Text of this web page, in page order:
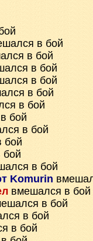
в бой
в бой
в бой
в бой
в бой
в бой
бой
в бой
бой
бой
в бой
Komurin
вмешался в бой
в бой
в бой
в бой